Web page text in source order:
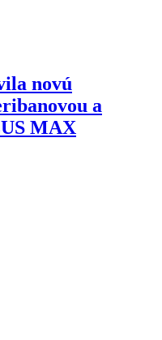
novú
a
MAX